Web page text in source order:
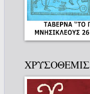
ΧΡΥΣΟΘΕΜΙΣ